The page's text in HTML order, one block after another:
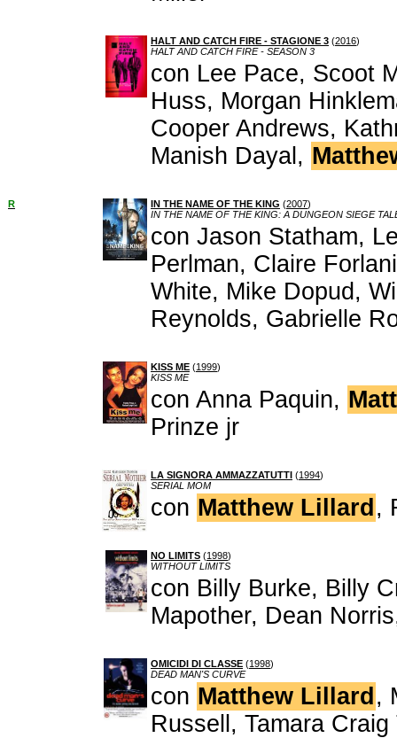
HALT AND CATCH FIRE - STAGIONE 3 (2016)
HALT AND CATCH FIRE - SEASON 3
con Lee Pace, Scoot
Huss, Morgan
Cooper Andrews,
Manish Dayal,
R IN THE NAME OF THE KING (2007)
IN THE NAME OF THE KING: A DUNGEON SIEGE
con Jason Statham,
Perlman, Claire
White, Mike Dopud,
Reynolds, Gabrielle
KISS ME (1999)
KISS ME
con Anna Paquin,
Prinze jr
LA SIGNORA AMMAZZATUTTI (1994)
SERIAL MOM
con Matthew Lillard ,
NO LIMITS (1998)
WITHOUT LIMITS
con Billy Burke, Billy
Mapother, Dean
OMICIDI DI CLASSE (1998)
DEAD MAN'S CURVE
con Matthew Lillard ,
Russell, Tamara Craig